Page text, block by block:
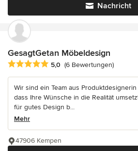
Nachricht
GesagtGetan Möbeldesign
Durchschnittliche Bewertung: 5 von 5
5,0 (6 Bewertungen)
Wir sind ein Team aus
dass Ihre Wünsche in die Realität
für gutes Design b...
Mehr
47906 Kempen